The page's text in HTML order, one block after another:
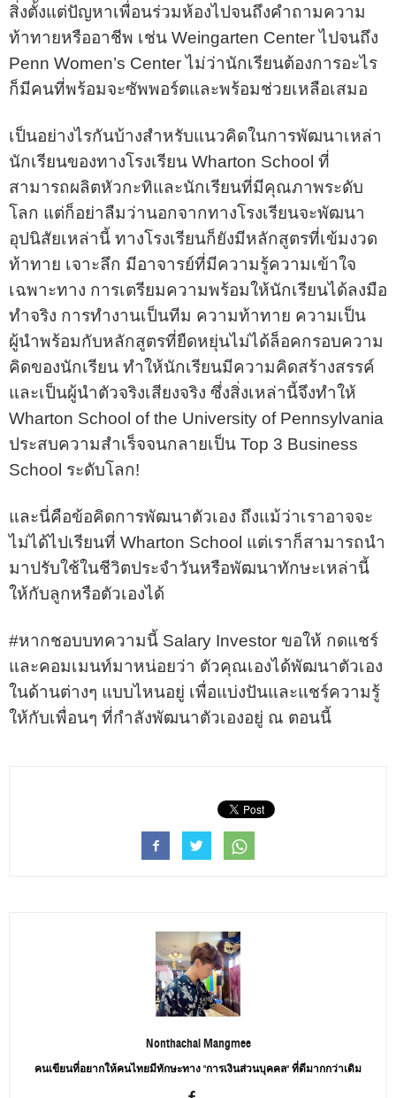
สิ่งตั้งแต่ปัญหาเพื่อนร่วมห้องไปจนถึงคําถามความ
ท้าทายหรืออาชีพ เช่น Weingarten Center ไปจนถึง
Penn Women’s Center ไม่ว่านักเรียนต้องการอะไร
ก็มีคนที่พร้อมจะซัพพอร์ตและพร้อมช่วยเหลือเสมอ
เป็นอย่างไรกันบ้างสำหรับแนวคิดในการพัฒนาเหล่า
นักเรียนของทางโรงเรียน Wharton School ที่
สามารถผลิตหัวกะทิและนักเรียนที่มีคุณภาพระดับ
โลก แต่ก็อย่าลืมว่านอกจากทางโรงเรียนจะพัฒนา
อุปนิสัยเหล่านี้ ทางโรงเรียนก็ยังมีหลักสูตรที่เข้มงวด
ท้าทาย เจาะลึก มีอาจารย์ที่มีความรู้ความเข้าใจ
เฉพาะทาง การเตรียมความพร้อมให้นักเรียนได้ลงมือ
ทำจริง การทำงานเป็นทีม ความท้าทาย ความเป็น
ผู้นำพร้อมกับหลักสูตรที่ยืดหยุ่นไม่ได้ล็อคกรอบความ
คิดของนักเรียน ทำให้นักเรียนมีความคิดสร้างสรรค์
และเป็นผู้นำตัวจริงเสียงจริง ซึ่งสิ่งเหล่านี้จึงทำให้
Wharton School of the University of Pennsylvania
ประสบความสำเร็จจนกลายเป็น Top 3 Business
School ระดับโลก!
และนี่คือข้อคิดการพัฒนาตัวเอง ถึงแม้ว่าเราอาจจะ
ไม่ได้ไปเรียนที่ Wharton School แต่เราก็สามารถนำ
มาปรับใช้ในชีวิตประจำวันหรือพัฒนาทักษะเหล่านี้
ให้กับลูกหรือตัวเองได้
#หากชอบบทความนี้ Salary Investor ขอให้ กดแชร์
และคอมเมนท์มาหน่อยว่า ตัวคุณเองได้พัฒนาตัวเอง
ในด้านต่างๆ แบบไหนอยู่ เพื่อแบ่งปันและแชร์ความรู้
ให้กับเพื่อนๆ ที่กำลังพัฒนาตัวเองอยู่ ณ ตอนนี้
Nonthachai Mangmee
คนเขียนที่อยากให้คนไทยมีทักษะทาง "การเงินส่วนบุคคล" ที่ดีมากกว่าเดิม